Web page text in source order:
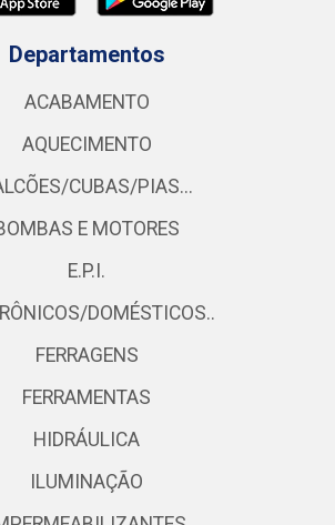
Departamentos
ACABAMENTO
AQUECIMENTO
CUBAS/PIAS...
E MOTORES
E.P.I.
DOMÉSTICOS..
FERRAGENS
FERRAMENTAS
HIDRÁULICA
ILUMINAÇÃO